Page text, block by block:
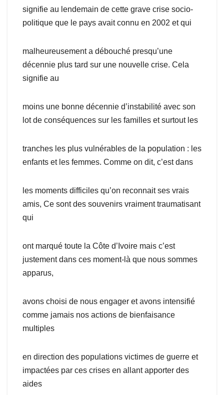
signifie au lendemain de cette grave crise socio-
politique que le pays avait connu en 2002 et qui
malheureusement a débouché presqu’une
décennie plus tard sur une nouvelle crise. Cela
signifie au
moins une bonne décennie d’instabilité avec son
lot de conséquences sur les familles et surtout les
tranches les plus vulnérables de la population : les
enfants et les femmes. Comme on dit, c’est dans
les moments difficiles qu’on reconnait ses vrais
amis, Ce sont des souvenirs vraiment traumatisant
qui
ont marqué toute la Côte d’Ivoire mais c’est
justement dans ces moment-là que nous sommes
apparus,
avons choisi de nous engager et avons intensifié
comme jamais nos actions de bienfaisance
multiples
en direction des populations victimes de guerre et
impactées par ces crises en allant apporter des
aides